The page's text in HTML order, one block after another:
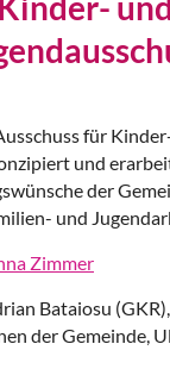
für
und
der
und
Zimmer
Bataiosu
der Gemeinde,